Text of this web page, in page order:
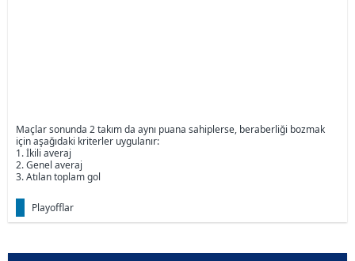
Maçlar sonunda 2 takım da aynı puana sahiplerse, beraberliği bozmak
için aşağıdaki kriterler uygulanır:
1. İkili averaj
2. Genel averaj
3. Atılan toplam gol
Playofflar